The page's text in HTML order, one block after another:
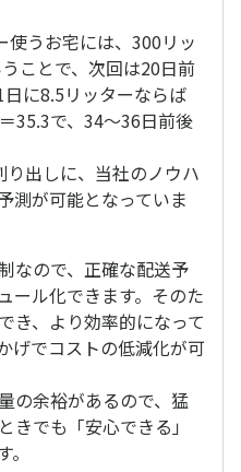
うお宅には、300リッ
ことで、次回は20日前
に8.5リッターならば
35.3で、34～36日前後
出しに、当社のノウハ
測が可能となっていま
なので、正確な配送予
ール化できます。そのた
き、より効率的になって
げでコストの低減化が可
の余裕があるので、猛
きでも「安心できる」